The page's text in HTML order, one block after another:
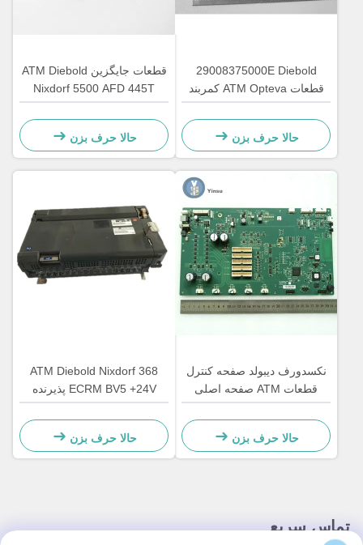
29008375000E Diebold
قطعات ATM Opteva کمربند
زمانبرداری کمربند حمل و نقل
67T
حالا حرف بزن
قطعات جایگزین ATM Diebold
Nixdorf 5500 AFD 445T
کمربند حمل و نقل
2900837500AH
حالا حرف بزن
نکسدورف دیبولد صفحه کنترل
قطعات ATM صفحه اصلی
CCA Discovery
49242480000B
حالا حرف بزن
ATM Diebold Nixdorf 368
ECRM BV5 +24V پذیرنده
صورتحساب قطعات تایید کننده
49238415000A
حالا حرف بزن
تماس سریع